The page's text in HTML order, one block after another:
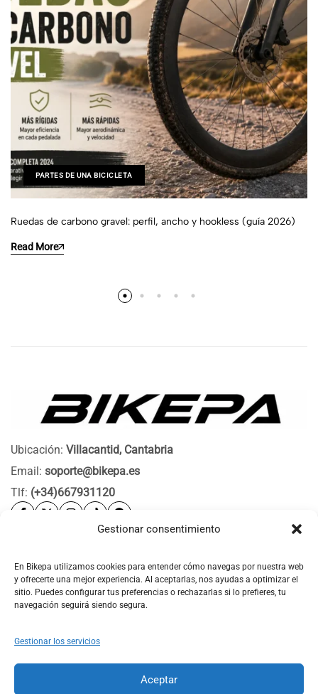
Gestionar consentimiento
En Bikepa utilizamos cookies para entender cómo navegas por nuestra web
y ofrecerte una mejor experiencia. Al aceptarlas, nos ayudas a optimizar el
sitio. Puedes configurar tus preferencias o rechazarlas si lo prefieres, tu
navegación seguirá siendo segura.
Gestionar los servicios
Aceptar
PARTES DE UNA BICICLETA
Ruedas de carbono gravel: perfil, ancho y hookless (guía 2026)
Read More
Ubicación: Villacantid, Cantabria
Email: soporte@bikepa.es
Tlf: (+34)667931120
Bikepa
Newsletter Bikepa
© 2026 Bikepa. Todos los derechos reservados.